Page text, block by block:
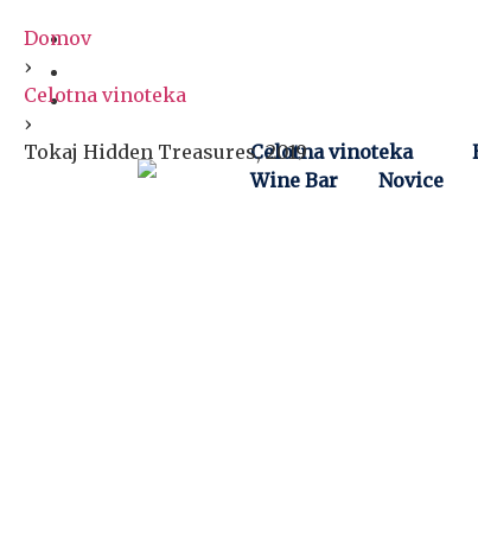
Celotna vinoteka
Wine Bar
Novice
Domov
›
Celotna vinoteka
›
Tokaj Hidden Treasures, 2019